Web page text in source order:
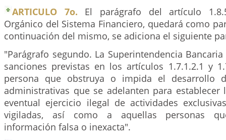
ARTICULO 7o. El parágrafo del artículo
Orgánico del Sistema Financiero, quedará como
continuación del mismo, se adiciona el siguiente
"Parágrafo segundo. La Superintendencia
sanciones previstas en los artículos 1.7.1.2.1 y
persona que obstruya o impida el desarrollo
administrativas que se adelanten para establecer
eventual ejercicio ilegal de actividades
vigiladas, así como a aquellas personas
información falsa o inexacta".